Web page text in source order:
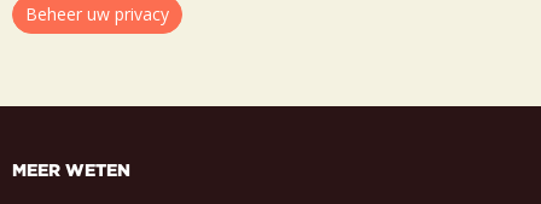
Beheer uw privacy
MEER WETEN